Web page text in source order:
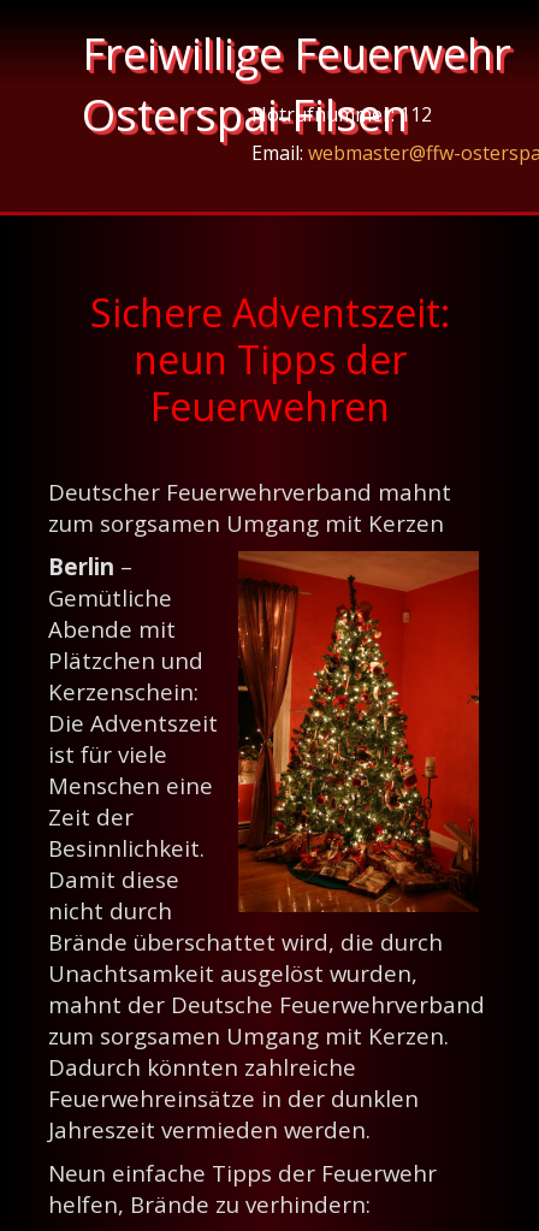
Freiwillige Feuerwehr
Osterspai-Filsen
Notrufnummer: 112
Email: webmaster@ffw-
Sichere Adventszeit:
neun Tipps der
Feuerwehren
Deutscher Feuerwehrverband mahnt
zum sorgsamen Umgang mit Kerzen
Berlin –
Gemütliche
Abende mit
Plätzchen und
Kerzenschein:
Die Adventszeit
ist für viele
Menschen eine
Zeit der
Besinnlichkeit.
Damit diese
nicht durch
Brände überschattet wird, die durch
Unachtsamkeit ausgelöst wurden,
mahnt der Deutsche Feuerwehrverband
zum sorgsamen Umgang mit Kerzen.
Dadurch könnten zahlreiche
Feuerwehreinsätze in der dunklen
Jahreszeit vermieden werden.
Neun einfache Tipps der Feuerwehr
helfen, Brände zu verhindern: